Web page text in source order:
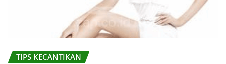
TIPS KECANTIKAN